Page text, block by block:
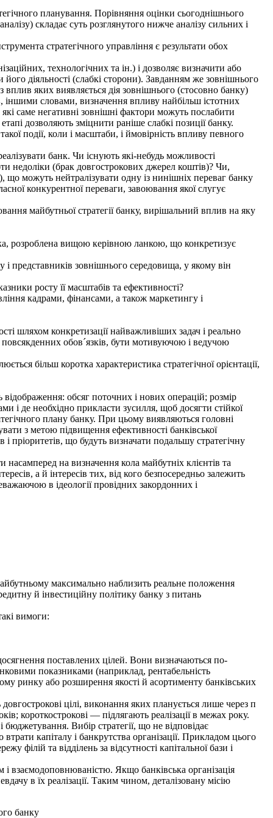
плану­вання. Порівняння оцінки сьогоднішнього
складає суть розглянутого ниж­че аналізу сильних і
стра­тегічного управління є результати обох
тех­нологічних та ін.) і дозволяє визначити або
діяльності (слабкі сторони). Зав­данням же зовнішнього
яких виявляється дія зовнішнього (стосовно банку)
інши­ми словами, визначення впливу найбільш істотних
саме негативні зовнішні фак­тори можуть послабити
дозволяють зміцнити раніше слабкі позиції банку.
події, коли і масштаби, і ймовірність впливу певного
банк. Чи існують які-небудь можливості
недоліки (брак довгострокових джерел коштів)? Чи,
що можуть нейтралізувати одну із нинішніх переваг банку
конкурентної переваги, за­воювання якої слугує
майбутньої стратегії банку, вирішальний вплив на яку
розроблена вищою керівною ланкою, що конкретизує
і представників зовнішнього середовища, у якому він
росту її масштабів та ефективності?
кадрами, фінансами, а також маркетингу і
шляхом кон­кретизації найважливіших задач і реально
обов´язків, бути моти­вуючою і ведучою
більш ко­ротка характеристика стратегічної орієнтації,
обсяг поточних і нових операцій; розмір
і де необхідно прикласти зусилля, щоб досягти стійкої
плану банку. При цьому виявляються головні
з метою підвищен­ня ефективності банківської
пріоритетів, що будуть визначати подальшу стра­тегічну
на визначення кола майбутніх клієнтів та
а й інтересів тих, від кого безпосеред­ньо залежить
в ідеології провідних закордонних і
макси­мально наблизить реальне положення
й інвестиційну політику банку з питань
вимоги:
постав­лених цілей. Вони визначаються по-
показниками (наприклад, рента­бельність
ринку або розширення якості й асортименту банківських
цілі, виконання яких планується лише через п
короткострокові — підлягають реа­лізації в межах року.
Вибір стратегії, що не відповідає
капіталу і банкрутства організації. Прикла­дом цього
філій та відділень за відсутності капітальної бази і
взаємодоповнюваністю. Якщо банківська організація
в їх реалізації. Таким чином, деталізовану місію
банку